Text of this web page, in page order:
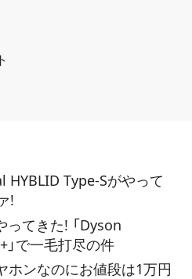
HYBLID Type-Sがやって
!
てきた! 「Dyson
で一毛打尽の件
ホンなのにお値段は1万円